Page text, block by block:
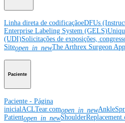
Linha direta de codificaçãoeDFUs
Enterprise Labeling System (GELS)
(UDI)Solicitações de exposições,
Siteopen_in_newThe Arthrex Surgeon App
Paciente
Paciente - Página
inicialACLTear.comopen_in_new
Patientopen_in_new